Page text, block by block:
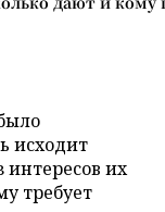
исходит
интересов их
требует